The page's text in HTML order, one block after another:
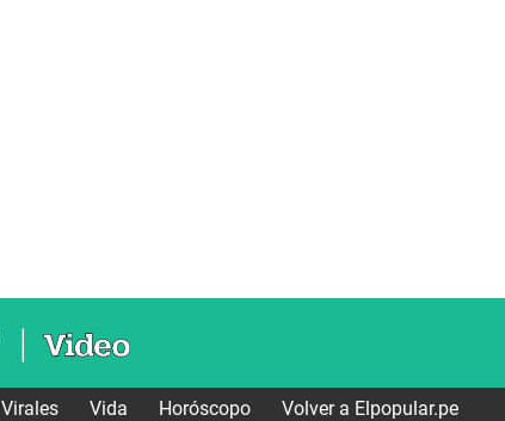
Virales Vida Horóscopo Volver a Elpopular.pe